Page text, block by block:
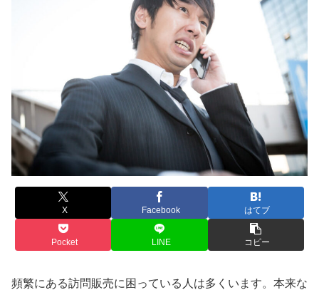
X Facebook はてブ
Pocket LINE コピー
頻繁にある訪問販売に困っている人は多くいます。本来な